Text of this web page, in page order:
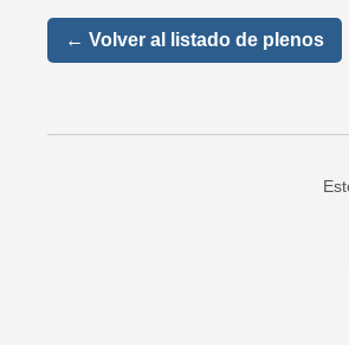
← Volver al listado de plenos